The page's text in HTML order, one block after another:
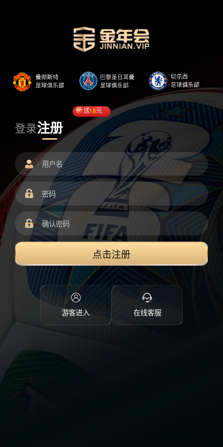
登录注册
送18元
点击注册
游客进入 在线客服